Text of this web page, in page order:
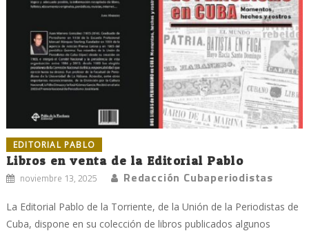
EDITORIAL PABLO
Libros en venta de la Editorial Pablo
noviembre 13, 2025 Redacción Cubaperiodistas
La Editorial Pablo de la Torriente, de la Unión de la Periodistas de
Cuba, dispone en su colección de libros publicados algunos